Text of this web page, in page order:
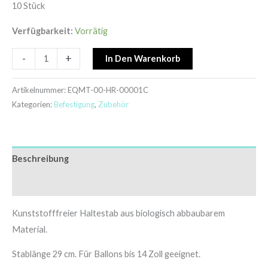
10 Stück
Verfügbarkeit: Vorrätig
- + In Den Warenkorb
Artikelnummer:EQMT-00-HR-00001C
Kategorien: Befestigung, Zubehör
Beschreibung
Kunststofffreier Haltestab aus biologisch abbaubarem
Material.
Stablänge 29 cm. Für Ballons bis 14 Zoll geeignet.